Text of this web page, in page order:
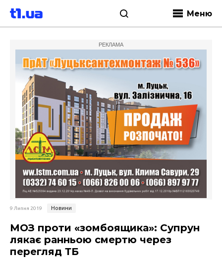
Меню
РЕКЛАМА
9 Липня 2019 Новини
МОЗ проти «зомбоящика»: Супрун
лякає ранньою смертю через
перегляд ТБ